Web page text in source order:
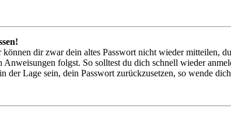
dir zwar dein altes Passwort nicht wieder mitteilen,
Anweisungen folgst. So solltest du dich schnell wieder
der Lage sein, dein Passwort zurückzusetzen, so wende